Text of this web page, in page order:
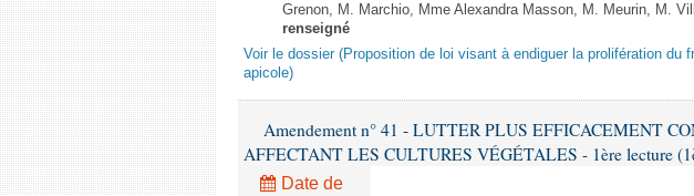
Grenon, M. Marchio, Mme Alexandra Masson, M. Meurin, M.
renseigné
Voir le dossier (Proposition de loi visant à endiguer la prolifération du
apicole)
Amendement n° 41 - LUTTER PLUS EFFICACEMENT
AFFECTANT LES CULTURES VÉGÉTALES - 1ère lecture
Date de